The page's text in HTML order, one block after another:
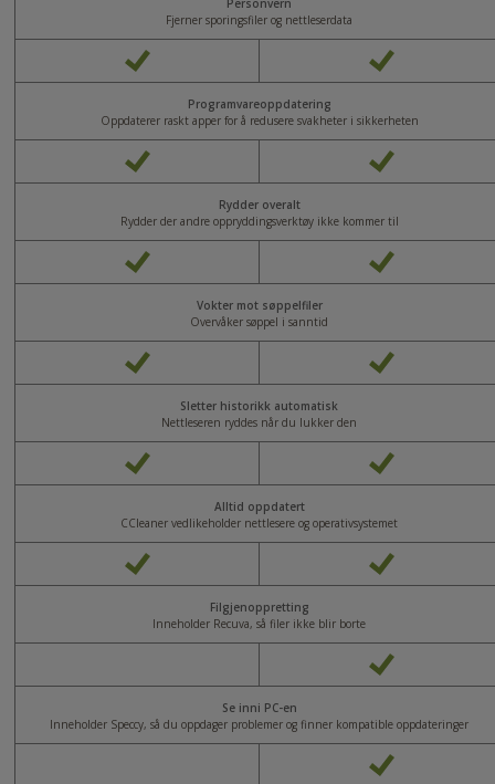
Fjerner sporingsfiler og nettleserdata
Programvareoppdatering
Oppdaterer raskt apper for å redusere svakheter i sikkerheten
Rydder overalt
Rydder der andre oppryddingsverktøy ikke kommer til
Vokter mot søppelfiler
Overvåker søppel i sanntid
Sletter historikk automatisk
Nettleseren ryddes når du lukker den
Alltid oppdatert
CCleaner vedlikeholder nettlesere og operativsystemet
Filgjenoppretting
Inneholder Recuva, så filer ikke blir borte
Se inni PC-en
Inneholder Speccy, så du oppdager problemer og finner kompatible oppdateringer